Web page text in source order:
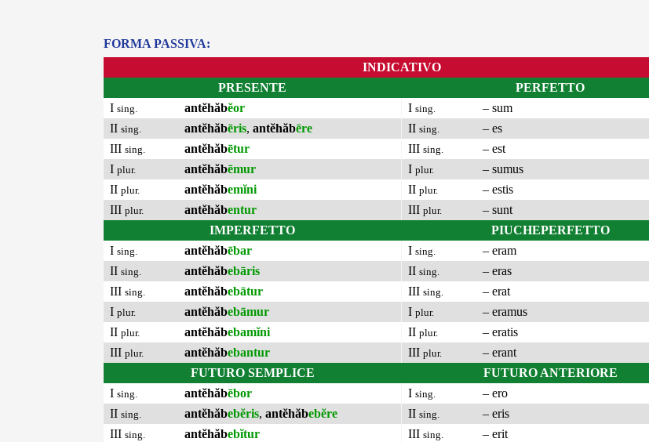
FORMA PASSIVA:
INDICATIVO
PRESENTE
I sing. antĕhăbĕor
II sing. antĕhăbēris, antĕhăbēre
III sing. antĕhăbētur
I plur. antĕhăbēmur
II plur. antĕhăbemĭni
III plur. antĕhăbentur
IMPERFETTO
I sing. antĕhăbēbar
II sing. antĕhăbebāris
III sing. antĕhăbebātur
I plur. antĕhăbebāmur
II plur. antĕhăbebamĭni
III plur. antĕhăbebantur
FUTURO SEMPLICE
I sing. antĕhăbēbor
II sing. antĕhăbebĕris, antĕhăbebĕre
III sing. antĕhăbebĭtur
PERFETTO
I sing.
– sum
II sing.
– es
III sing.
– est
I plur.
– sumus
II plur.
– estis
III plur.
– sunt
PIUCHEPERFETTO
I sing.
– eram
II sing.
– eras
III sing.
– erat
I plur.
– eramus
II plur.
– eratis
III plur.
– erant
FUTURO ANTERIORE
I sing.
– ero
II sing.
– eris
III sing.
– erit